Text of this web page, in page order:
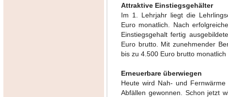
Attraktive Einstiegsgehälter
Im 1. Lehrjahr liegt die
Euro monatlich. Nach
Einstiegsgehalt fertig
Euro brutto. Mit zunehmender
bis zu 4.500 Euro brutto monatlich
Erneuerbare überwiegen
Heute wird Nah- und
Abfällen gewonnen. Schon jetzt